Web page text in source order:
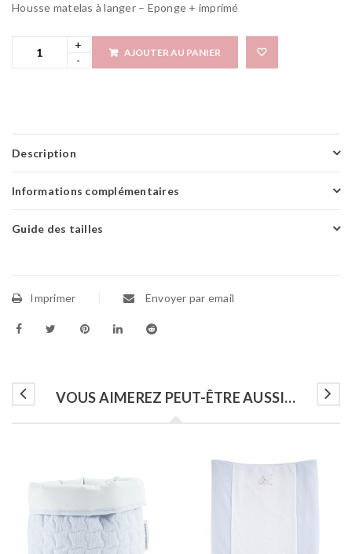
Housse matelas à langer – Eponge + imprimé
AJOUTER AU PANIER
Description
Informations complémentaires
Guide des tailles
Imprimer Envoyer par email
VOUS AIMEREZ PEUT-ÊTRE AUSSI…